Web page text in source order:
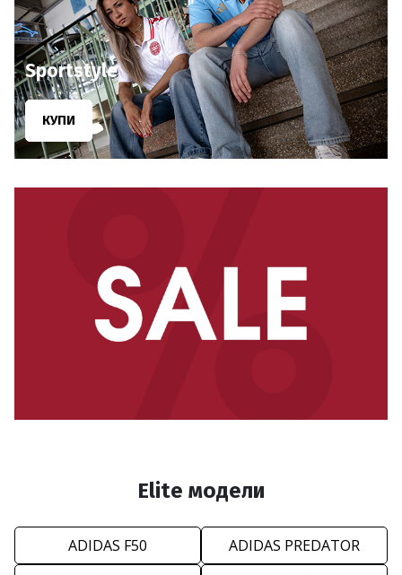
Sportstyle
КУПИ
Elite модели
ADIDAS F50
ADIDAS PREDATOR